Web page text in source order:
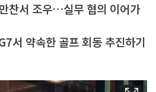
찬서 조우…실무 협의 이어가
서 약속한 골프 회동 추진하기